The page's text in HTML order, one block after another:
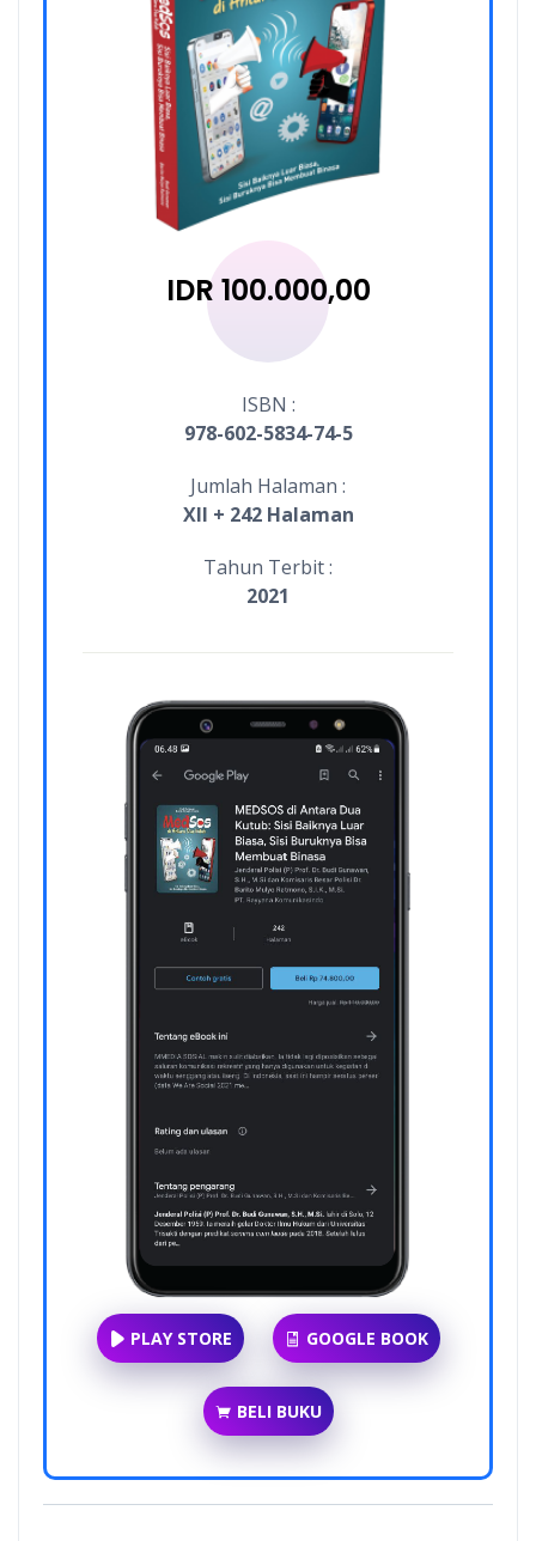
IDR 100.000,00
ISBN :
978-602-5834-74-5
Jumlah Halaman :
XII + 242 Halaman
Tahun Terbit :
2021
PLAY STORE GOOGLE BOOK
BELI BUKU